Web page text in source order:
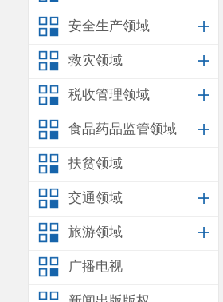
安全生产领域
救灾领域
税收管理领域
食品药品监管领域
扶贫领域
交通领域
旅游领域
广播电视